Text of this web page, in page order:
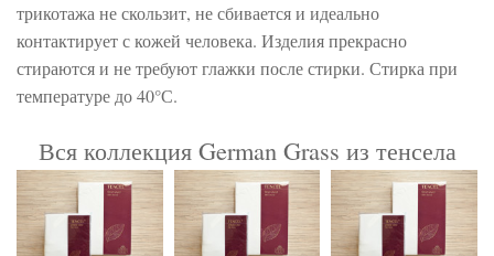
трикотажа не скользит, не сбивается и идеально
контактирует с кожей человека. Изделия прекрасно
стираются и не требуют глажки после стирки. Стирка при
температуре до 40°С.
Вся коллекция German Grass из тенсела